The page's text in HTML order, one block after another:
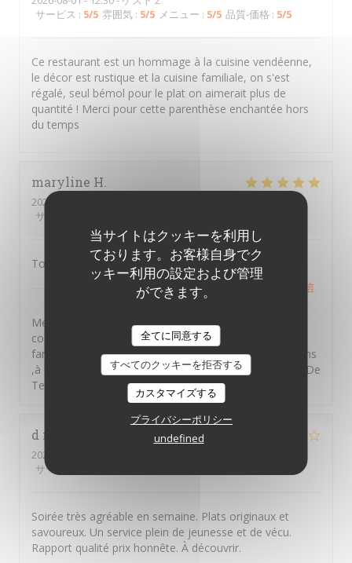
当サイトはクッキーを利用し
ております。お客様自身でク
ッキー利用の設定および管理
ができます。
全てに同意する
すべてのクッキーを拒否する
カスタマイズする
プライバシーポリシー
undefined
サービス : 5/5 雰囲気 : 5/5 メニュー : 5/5 品質-価格 : 5/5
Ce restaurant est un hommage à la cuisine vendéenne,
le décor est rustique et la cuisine familiale, on s'est
régalé, seul bémol pour le plat on aimerait plus de
quantité ! Merci pour cette parenthèse enchantée hors
du temps
maryline H
2026-07-28
サービス
Tout est extra , je recommande 👍
PTITS VENTRES DE TERRE
はこのレビューに返信
Merci Maryline d'avoir pris le temps de laisser un
commentaire ,nous souhaitons vous retrouver en
famille entre amis et partager des moments d'émotions
,à la vendéennes . A bientôt au sein des P'tits Ventres De
Terre. Amitiés Vendéennes
d mikael
2026-07-22
サービス
Soirée très agréable en semaine. Plats originaux et
savoureux. Un service plein de jeunesse et de vécu.
Rapport qualité prix honnête. À découvrir.